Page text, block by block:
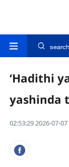
search
‘Hadithi
yashinda
02:53:29 2026-07-07